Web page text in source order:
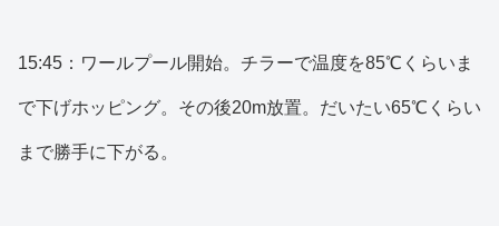
15:45：ワールプール開始。チラーで温度を85℃くらいま
で下げホッピング。その後20m放置。だいたい65℃くらい
まで勝手に下がる。